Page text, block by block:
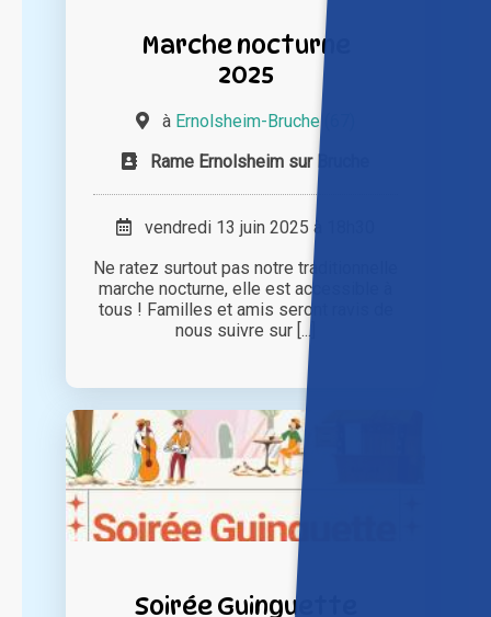
Marche nocturne
2025
à Ernolsheim-Bruche (67)
Rame Ernolsheim sur Bruche
vendredi 13 juin 2025 à 18h30
Ne ratez surtout pas notre traditionnelle
marche nocturne, elle est accessible à
tous ! Familles et amis seront ravis de
nous suivre sur [...]
Soirée Guinguette